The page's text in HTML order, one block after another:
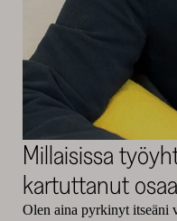
Millaisissa
kartuttanut
Olen aina pyrkinyt itseäni